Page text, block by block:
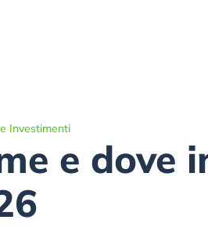
Investimenti
e dove